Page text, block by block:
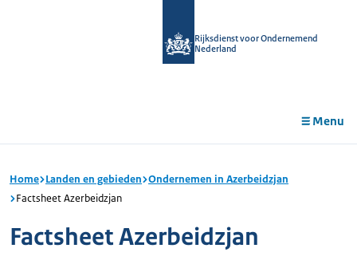
Rijksdienst voor Ondernemend
Nederland
Menu
Home Landen en gebieden Ondernemen in Azerbeidzjan
Factsheet Azerbeidzjan
Factsheet Azerbeidzjan